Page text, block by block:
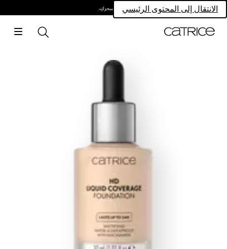
الانتقال إلى المحتوى الرئيسيامتلكي سحركِ.